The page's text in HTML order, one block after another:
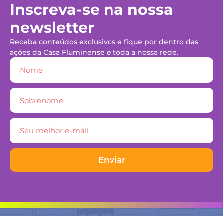
Inscreva-se na nossa
newsletter
Receba conteúdos exclusivos e fique por dentro das
ações da Casa Fluminense e toda a nossa rede.
Enviar